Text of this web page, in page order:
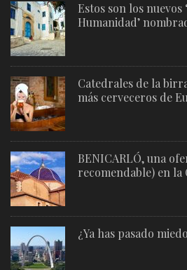
Estos son los
Humanidad’
Catedrales de la
más cerveceros de
BENICARLÓ, una
recomendable) en la
¿Ya has pasado